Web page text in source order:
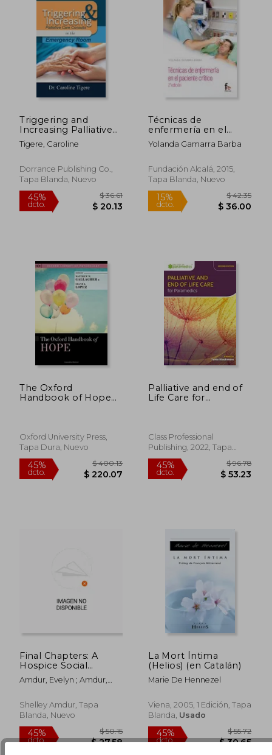
dcto. dcto.
$ 196.55
Triggering and
Increasing Palliative
Care Consults in the
Emergency Room
Tigere, Caroline
Dorrance Publishing Co.,
Tapa Blanda, Nuevo
45%
dcto.
Técnicas de
enfermería en el
paciente critico
Yolanda Gamarra Barba
Fundación Alcalá, 2015,
Tapa Blanda, Nuevo
15%
dcto.
The Oxford
Handbook of Hope
Oxford University Press,
Tapa Dura, Nuevo
Palliative and end of
Life Care for
Class Professional
Publishing, 2022, Tapa
Blanda, Nuevo
Final Chapters: A
Hospice Social
Worker's Stories Of
Courage, Heart And
Amdur, Evelyn ; Amdur,
Shelley Amdur, Tapa
Blanda, Nuevo
La Mort Íntima
(Helios) (en Catalán)
Marie De Hennezel
Viena, 2005, 1 Edición, Tapa
Blanda, Usado